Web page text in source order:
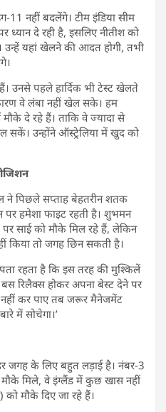
11 नहीं बदलेंगे। टीम इंडिया सीम
ध्यान दे रही है, इसलिए नीतीश को
उन्हें यहां खेलने की आदत होगी, तभी
उनसे पहले हार्दिक भी टेस्ट खेलते
वे लंबा नहीं खेल सके। हम
दे रहे हैं। ताकि वे ज्यादा से
सकें। उन्होंने ऑस्ट्रेलिया में खुद को
ने पिछले सप्ताह बेहतरीन शतक
हमेशा फाइट रहती है। शुभमन
साई को मौके मिल रहे हैं, लेकिन
किया तो जगह छिन सकती है।
रहता है कि इस तरह की मुश्किलें
रिलैक्स होकर अपना बेस्ट देने पर
नहीं कर पाए तब जरूर मैनेजमेंट
में सोचेगा।’
जगह के लिए बहुत लड़ाई है। नंबर-3
मिले, वे इंग्लैंड में कुछ खास नहीं
मौके दिए जा रहे हैं।